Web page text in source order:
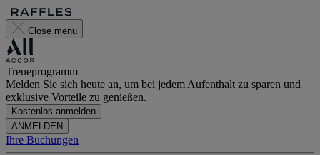
Close menu
Treueprogramm
Melden Sie sich heute an, um bei jedem Aufenthalt zu sparen und
exklusive Vorteile zu genießen.
Kostenlos anmelden
ANMELDEN
Ihre Buchungen